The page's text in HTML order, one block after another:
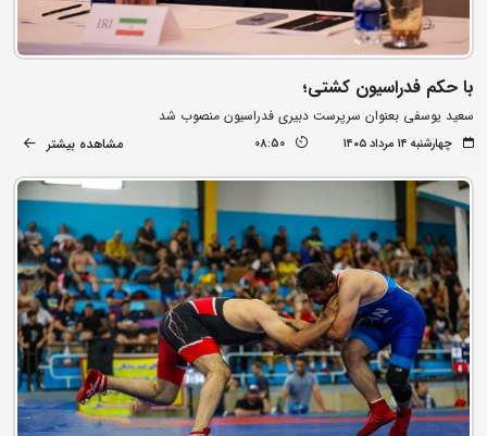
با حکم فدراسیون کشتی؛
سعید یوسفی بعنوان سرپرست دبیری فدراسیون منصوب شد
چهارشنبه ۱۴ مرداد ۱۴۰۵ 08:50 مشاهده بیشتر